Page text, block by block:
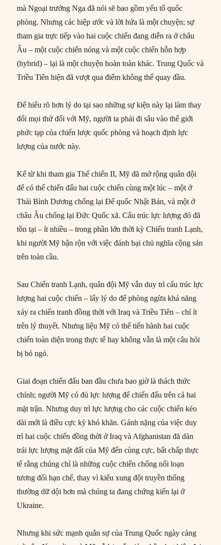
mà Ngoại trưởng Nga đã nói sẽ bao gồm yếu tố quốc
phòng. Nhưng các hiệp ước và lời hứa là một chuyện; sự
tham gia trực tiếp vào hai cuộc chiến đang diễn ra ở châu
Âu – một cuộc chiến nóng và một cuộc chiến hỗn hợp
(hybrid) – lại là một chuyện hoàn toàn khác. Trung Quốc và
Triều Tiên hiện đã vượt qua điểm không thể quay đầu.
Để hiểu rõ hơn lý do tại sao những sự kiện này lại làm thay
đổi mọi thứ đối với Mỹ, người ta phải đi sâu vào thế giới
phức tạp của chiến lược quốc phòng và hoạch định lực
lượng của nước này.
Kể từ khi tham gia Thế chiến II, Mỹ đã mở rộng quân đội
để có thể chiến đấu hai cuộc chiến cùng một lúc – một ở
Thái Bình Dương chống lại Đế quốc Nhật Bản, và một ở
châu Âu chống lại Đức Quốc xã. Cấu trúc lực lượng đó đã
tồn tại – ít nhiều – trong phần lớn thời kỳ Chiến tranh Lạnh,
khi người Mỹ bận rộn với việc đánh bại chủ nghĩa cộng sản
trên toàn cầu.
Sau Chiến tranh Lạnh, quân đội Mỹ vẫn duy trì cấu trúc lực
lượng hai cuộc chiến – lấy lý do để phòng ngừa khả năng
xảy ra chiến tranh đồng thời với Iraq và Triều Tiên – chí ít
trên lý thuyết. Nhưng liệu Mỹ có thể tiến hành hai cuộc
chiến toàn diện trong thực tế hay không vẫn là một câu hỏi
bị bỏ ngỏ.
Giai đoạn chiến đấu ban đầu chưa bao giờ là thách thức
chính; người Mỹ có đủ lực lượng để chiến đấu trên cả hai
mặt trận. Nhưng duy trì lực lượng cho các cuộc chiến kéo
dài mới là điều cực kỳ khó khăn. Gánh nặng của việc duy
trì hai cuộc chiến đồng thời ở Iraq và Afghanistan đã dàn
trải lực lượng mặt đất của Mỹ đến cùng cực, bất chấp thực
tế rằng chúng chỉ là những cuộc chiến chống nổi loạn
tương đối hạn chế, thay vì kiểu xung đột truyền thống
thường dữ dội hơn mà chúng ta đang chứng kiến lại ở
Ukraine.
Nhưng khi sức mạnh quân sự của Trung Quốc ngày càng